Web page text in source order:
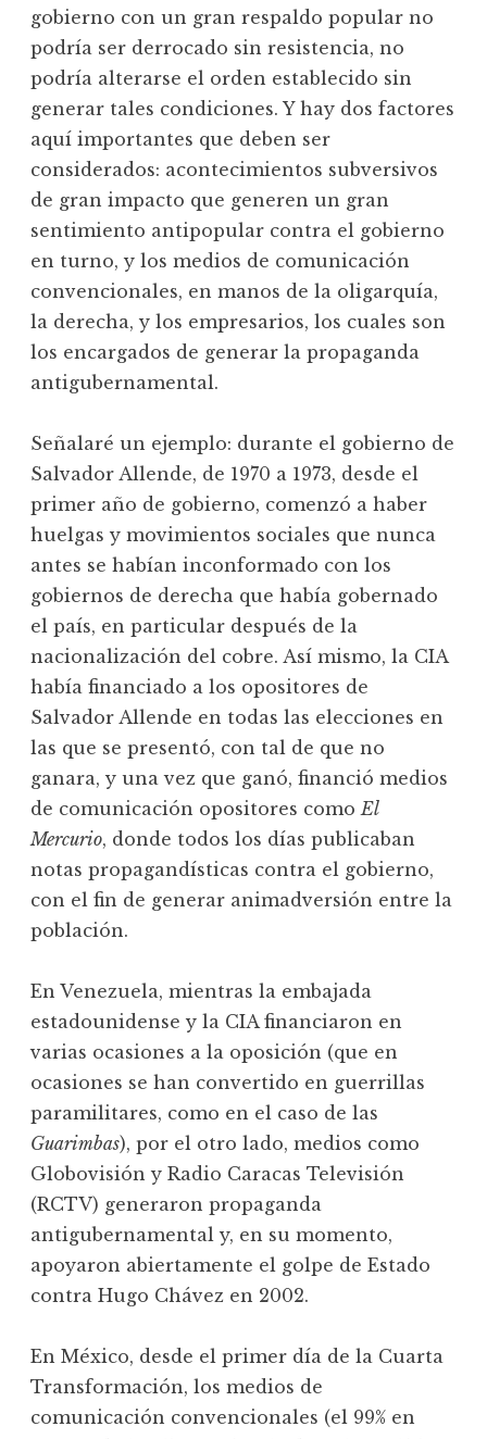
gobierno con un gran respaldo popular no
podría ser derrocado sin resistencia, no
podría alterarse el orden establecido sin
generar tales condiciones. Y hay dos factores
aquí importantes que deben ser
considerados: acontecimientos subversivos
de gran impacto que generen un gran
sentimiento antipopular contra el gobierno
en turno, y los medios de comunicación
convencionales, en manos de la oligarquía,
la derecha, y los empresarios, los cuales son
los encargados de generar la propaganda
antigubernamental.
Señalaré un ejemplo: durante el gobierno de
Salvador Allende, de 1970 a 1973, desde el
primer año de gobierno, comenzó a haber
huelgas y movimientos sociales que nunca
antes se habían inconformado con los
gobiernos de derecha que había gobernado
el país, en particular después de la
nacionalización del cobre. Así mismo, la CIA
había financiado a los opositores de
Salvador Allende en todas las elecciones en
las que se presentó, con tal de que no
ganara, y una vez que ganó, financió medios
de comunicación opositores comoEl
Mercurio, donde todos los días publicaban
notas propagandísticas contra el gobierno,
con el fin de generar animadversión entre la
población.
En Venezuela, mientras la embajada
estadounidense y la CIA financiaron en
varias ocasiones a la oposición (que en
ocasiones se han convertido en guerrillas
paramilitares, como en el caso de las
Guarimbas), por el otro lado, medios como
Globovisión y Radio Caracas Televisión
(RCTV) generaron propaganda
antigubernamental y, en su momento,
apoyaron abiertamente el golpe de Estado
contra Hugo Chávez en 2002.
En México, desde el primer día de la Cuarta
Transformación, los medios de
comunicación convencionales (el 99% en